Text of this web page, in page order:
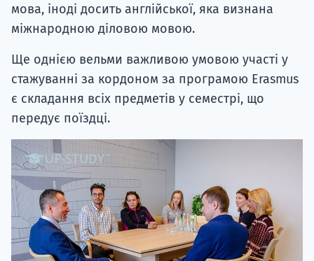
мова, іноді досить англійської, яка визнана
міжнародною діловою мовою.
Ще однією вельми важливою умовою участі у
стажуванні за кордоном за програмою Erasmus
є складання всіх предметів у семестрі, що
передує поїздці.